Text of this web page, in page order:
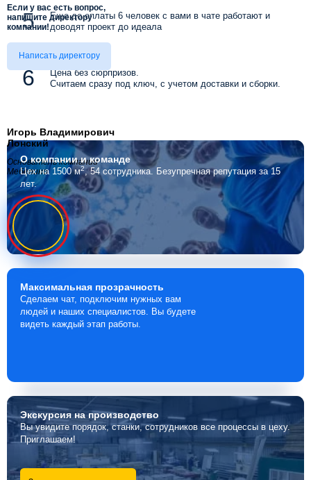
Еще до оплаты 6 человек с вами в чате работают и
доводят проект до идеала
Цена без сюрпризов.
Считаем сразу под ключ, с учетом доставки и сборки.
Если у вас есть вопрос,
напишите директору
компании!
Написать директору
Игорь Владимирович
Лонский
Основатель компании
Мебелино
О компаниии команде
Цех на 1500 м2, 54 сотрудника. Безупречная репутация за 15
лет.
Максимальная прозрачность
Сделаем чат, подключим нужных вам
людей и наших специалистов. Вы будете
видеть каждый этап работы.
Экскурсияна производство
Вы увидите порядок, станки, сотрудников все процессы в цеху.
Приглашаем!